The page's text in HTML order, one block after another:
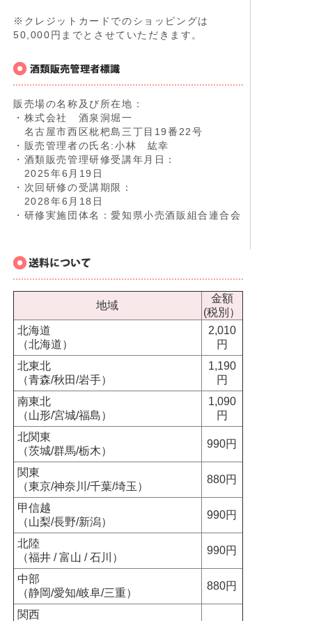
※クレジットカードでのショッピングは
50,000円までとさせていただきます。
販売場の名称及び所在地：
・株式会社 酒泉洞堀一
名古屋市西区枇杷島三丁目19番22号
・販売管理者の氏名:小林 紘幸
・酒類販売管理研修受講年月日：
2025年6月19日
・次回研修の受講期限：
2028年6月18日
・研修実施団体名：愛知県小売酒販組合連合会
地域
金額
(税別）
北海道
（北海道）
2,010
円
北東北
（青森/秋田/岩手）
1,190
円
南東北
（山形/宮城/福島）
1,090
円
北関東
（茨城/群馬/栃木）
990円
関東
（東京/神奈川/千葉/埼玉）
880円
甲信越
（山梨/長野/新潟）
990円
北陸
（福井 / 富山 / 石川）
990円
中部
（静岡/愛知/岐阜/三重）
880円
関西